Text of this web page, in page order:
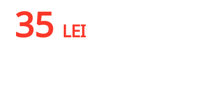
35 LEI